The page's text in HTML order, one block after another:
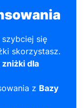
szybciej się
skorzystasz.
dla
z Bazy